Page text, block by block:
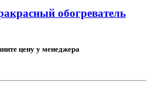
обогреватель
цену у менеджера